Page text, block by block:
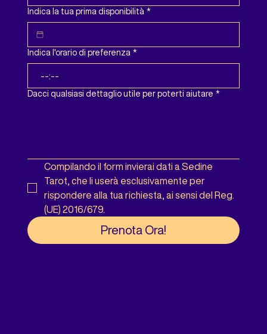
Indica la tua prima disponibilità *
Indica l'orario di preferenza *
:
Dacci qualsiasi dettaglio utile per poterti aiutare *
Compilando il form invierai dati a Sedine
Tarot, che li userà esclusivamente per
rispondere alla tua richiesta, ai sensi del Reg.
(UE) 2016/679.
Prenota Ora!